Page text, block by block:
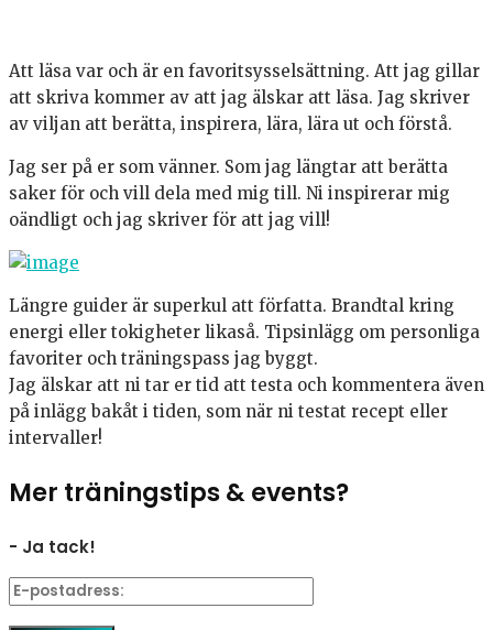
Att läsa var och är en favoritsysselsättning. Att jag gillar
att skriva kommer av att jag älskar att läsa. Jag skriver
av viljan att berätta, inspirera, lära, lära ut och förstå.
Jag ser på er som vänner. Som jag längtar att berätta
saker för och vill dela med mig till. Ni inspirerar mig
oändligt och jag skriver för att jag vill!
Längre guider är superkul att författa. Brandtal kring
energi eller tokigheter likaså. Tipsinlägg om personliga
favoriter och träningspass jag byggt.
Jag älskar att ni tar er tid att testa och kommentera även
på inlägg bakåt i tiden, som när ni testat recept eller
intervaller!
Mer träningstips & events?
- Ja tack!